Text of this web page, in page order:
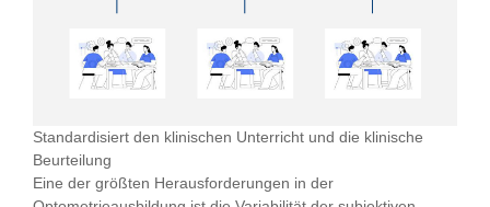
Standardisiert den klinischen Unterricht und die klinische
Beurteilung
Eine der größten Herausforderungen in der